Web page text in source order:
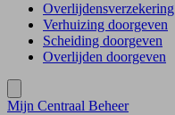
Overlijdensverzekering
Verhuizing doorgeven
Scheiding doorgeven
Overlijden doorgeven
Mijn Centraal Beheer